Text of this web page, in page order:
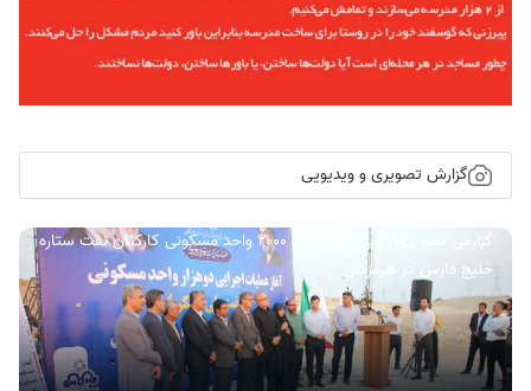
گزارش تصویری و ویدیویی
گزارش تصویری/ آیین کلنگ زنی ۲۰۰۰ واحد مسکونی کارکنان نفت ستاره
خلیج فارس در هرمزگان